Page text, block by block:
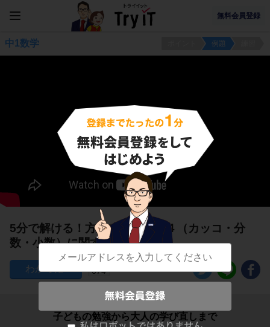
無料会員登録
中1数学 例題
5分で解ける！方程式の解き方４（カッコ・分
数・小数）に関する問題
674
子どもの勉強から大人の学び直しまで